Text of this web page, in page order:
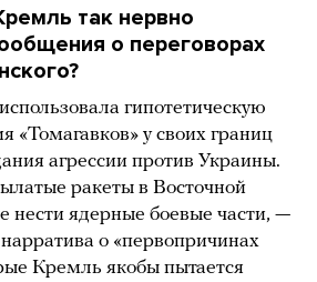
так нервно
о переговорах
гипотетическую
«Томагавков» у своих границ
агрессии против Украины.
ракеты в Восточной
нести ядерные боевые части, —
о «первопричинах
Кремль якобы пытается